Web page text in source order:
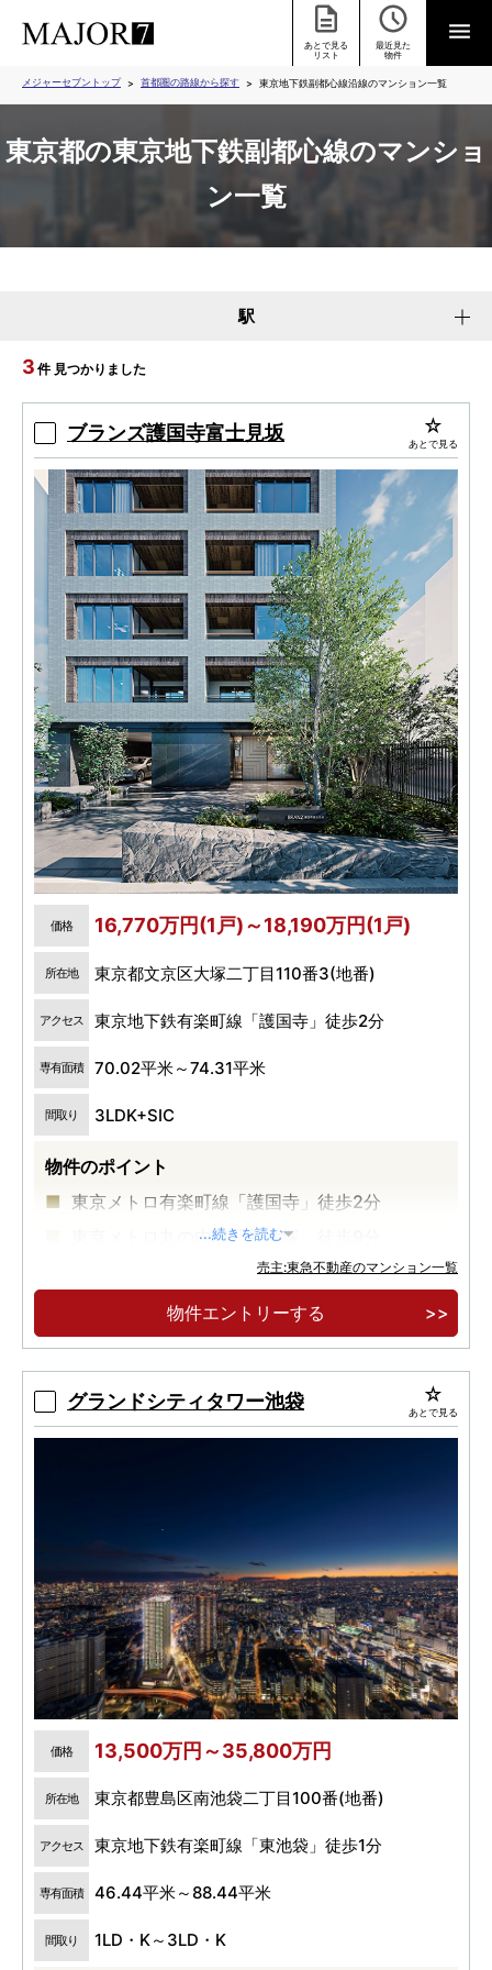
あとで見る
リスト
最近見た
物件
メジャーセブントップ 首都圏の路線から探す 東京地下鉄副都心線沿線のマンション一覧
東京都の東京地下鉄副都心線のマンショ
ン一覧
駅
3 件 見つかりました
ブランズ護国寺富士見坂 あとで見る
価格 16,770万円(1戸)～18,190万円(1戸)
所在地 東京都文京区大塚二丁目110番3(地番)
アクセス 東京地下鉄有楽町線「護国寺」徒歩2分
専有面積 70.02平米～74.31平米
間取り 3LDK+SIC
物件のポイント
東京メトロ有楽町線「護国寺」徒歩2分
東京メトロ丸の内線「新大塚」徒歩9分
南北に広がる開放的な眺め
...続きを読む
売主:東急不動産のマンション一覧
物件エントリーする
グランドシティタワー池袋 あとで見る
価格 13,500万円～35,800万円
所在地 東京都豊島区南池袋二丁目100番(地番)
アクセス 東京地下鉄有楽町線「東池袋」徒歩1分
専有面積 46.44平米～88.44平米
間取り 1LD・K～3LD・K